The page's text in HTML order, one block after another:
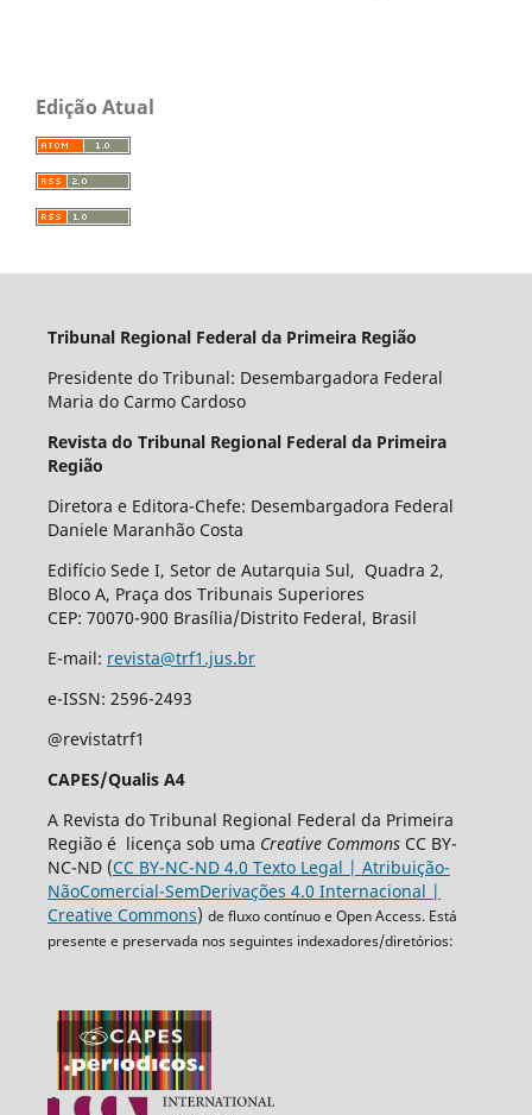
Edição Atual
Tribunal Regional Federal da Primeira Região
Presidente do Tribunal: Desembargadora Federal
Maria do Carmo Cardoso
Revista do Tribunal Regional Federal da Primeira
Região
Diretora e Editora-Chefe: Desembargadora Federal
Daniele Maranhão Costa
Edifício Sede I, Setor de Autarquia Sul, Quadra 2,
Bloco A, Praça dos Tribunais Superiores
CEP: 70070-900 Brasília/Distrito Federal, Brasil
E-mail: revista@trf1.jus.br
e-ISSN: 2596-2493
@revistatrf1
CAPES/Qualis A4
A Revista do Tribunal Regional Federal da Primeira
Região é licença sob uma Creative CommonsCC BY-
NC-ND (CC BY-NC-ND 4.0 Texto Legal | Atribuição-
NãoComercial-SemDerivações 4.0 Internacional |
Creative Commons) de fluxo contínuo e Open Access. Está
presente e preservada nos seguintes indexadores/diretórios: